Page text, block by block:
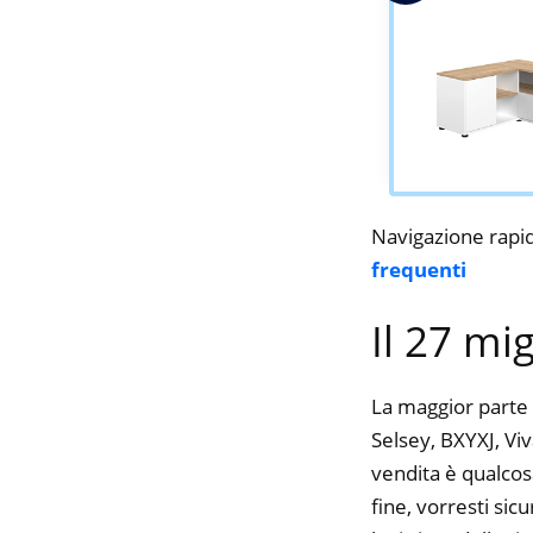
Navigazione
frequenti
Il 27
La maggior
Selsey, BXYXJ,
vendita è
fine, vorresti